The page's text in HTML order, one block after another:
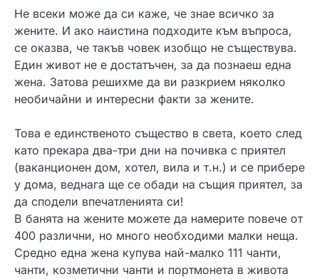
Не всеки може да си каже, че знае всичко за
жените. И ако наистина подходите към въпроса,
се оказва, че такъв човек изобщо не съществува.
Един живот не е достатъчен, за да познаеш една
жена. Затова решихме да ви разкрием няколко
необичайни и интересни факти за жените.
Това е единственото същество в света, което след
като прекара два-три дни на почивка с приятел
(ваканционен дом, хотел, вила и т.н.) и се прибере
у дома, веднага ще се обади на същия приятел, за
да сподели впечатленията си!
В банята на жените можете да намерите повече от
400 различни, но много необходими малки неща.
Средно една жена купува най-малко 111 чанти,
чанти, козметични чанти и портмонета в живота